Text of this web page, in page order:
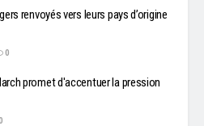
renvoyés vers leurs pays d’origine
0
promet d'accentuer la pression